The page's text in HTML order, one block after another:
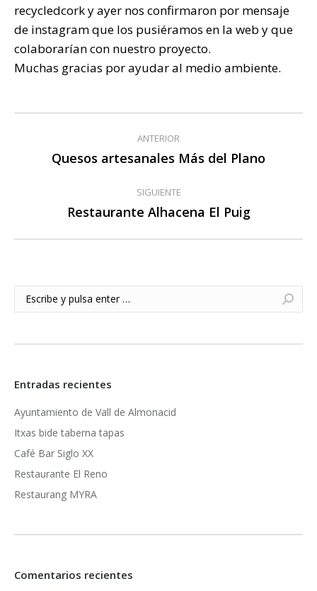
recycledcork y ayer nos confirmaron por mensaje
de instagram que los pusiéramos en la web y que
colaborarían con nuestro proyecto.
Muchas gracias por ayudar al medio ambiente.
Navegación
entre
publicaciones
ANTERIOR
Publicación
Quesos artesanales Más del Plano
SIGUIENTE
Publicación
Restaurante Alhacena El Puig
Buscar:
Entradas recientes
Ayuntamiento de Vall de Almonacid
Itxas bide taberna tapas
Café Bar Siglo XX
Restaurante El Reno
Restaurang MYRA
Comentarios recientes